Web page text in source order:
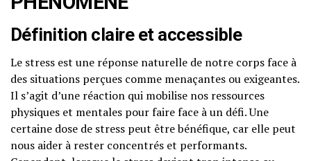
Définition claire et accessible
Le stress est une réponse naturelle de notre corps face à
des situations perçues comme menaçantes ou exigeantes.
Il s’agit d’une réaction qui mobilise nos ressources
physiques et mentales pour faire face à un défi. Une
certaine dose de stress peut être bénéfique, car elle peut
nous aider à rester concentrés et performants.